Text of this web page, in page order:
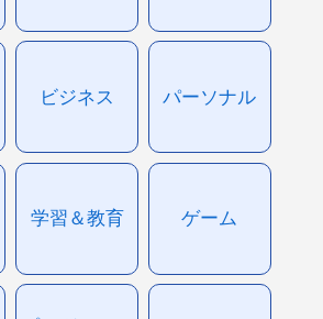
ビジネス パーソナル
学習＆教育 ゲーム